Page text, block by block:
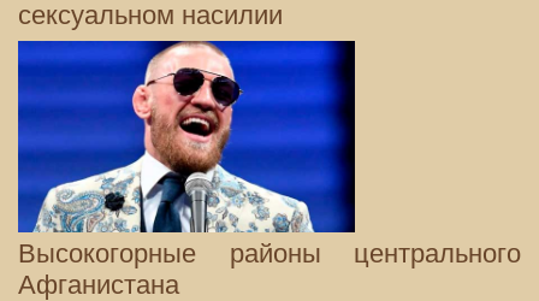
сексуальном насилии
Высокогорные районы центрального
Афганистана